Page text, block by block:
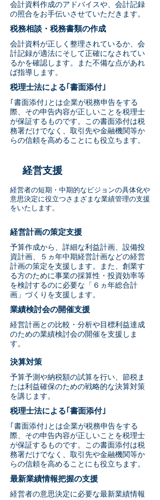
会計資料作成のアドバイスや、会計記録
の照合をお手伝いさせていただきます。
税務相談・税務書類の作成
会計資料が正しく整理されているか、会
計記録が適法にそして正確になされてい
るかを確認します。また不備な点があれ
ば指導します。
税理士法による｢書面添付｣
｢書面添付｣とは企業が税務申告をする
際、その申告内容が正しいことを税理士
が保証するものです。この書面添付は税
務署だけでなく、取引先や金融機関等か
らの信頼を高めることにも役立ちます。
経営支援
経営者の短期・中期的なビジョンの具体化や
意思決定に役立つさまざまな業績管理の支援
をいたします。
経営計画の策定支援
予算作成から、詳細な利益計画、設備投
資計画、５ヵ年中期経営計画などの経営
計画の策定を支援します。また、創業す
る方のために事業の採算性・投資効率等
を検討するのに必要な「６ヵ年総合計
画」づくりを支援します。
業績検討会の開催支援
経営計画との比較・分析や目標利益達成
のための業績検討会の開催を支援しま
す。
決算対策
予算予測や納税額の試算を行い、節税ま
たは利益確保のための戦略的な決算対策
を講じます。
税理士法による｢書面添付｣
｢書面添付｣とは企業が税務申告をする
際、その申告内容が正しいことを税理士
が保証するものです。この書面添付は税
務署だけでなく、取引先や金融機関等か
らの信頼を高めることにも役立ちます。
最新業績情報把握の支援
経営者の意思決定に必要な最新業績情報